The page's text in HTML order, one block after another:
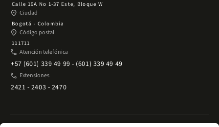
Calle 19A No 1-37 Este, Bloque W
place Ciudad
Bogotá - Colombia
place Código postal
111711
phone Atención telefónica
+57 (601) 339 49 99 - (601) 339 49 49
phone Extensiones
2421 - 2403 - 2470